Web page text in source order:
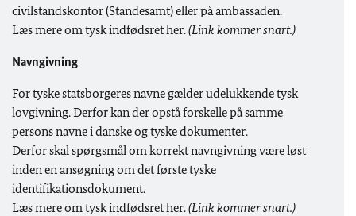
civilstandskontor (Standesamt) eller på ambassaden.
Læs mere om tysk indfødsret her.(Link kommer snart.)
Navngivning
For tyske statsborgeres navne gælder udelukkende tysk
lovgivning. Derfor kan der opstå forskelle på samme
persons navne i danske og tyske dokumenter.
Derfor skal spørgsmål om korrekt navngivning være løst
inden en ansøgning om det første tyske
identifikationsdokument.
Læs mere om tysk indfødsret her.(Link kommer snart.)